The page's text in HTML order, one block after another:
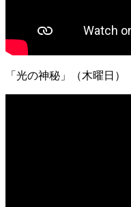
「光の神秘」（木曜日）